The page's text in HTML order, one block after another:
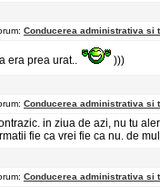
Conducerea administrativa si
era prea urat.. )))
Conducerea administrativa si
in ziua de azi, nu tu
fie ca vrei fie ca nu. de
Conducerea administrativa si